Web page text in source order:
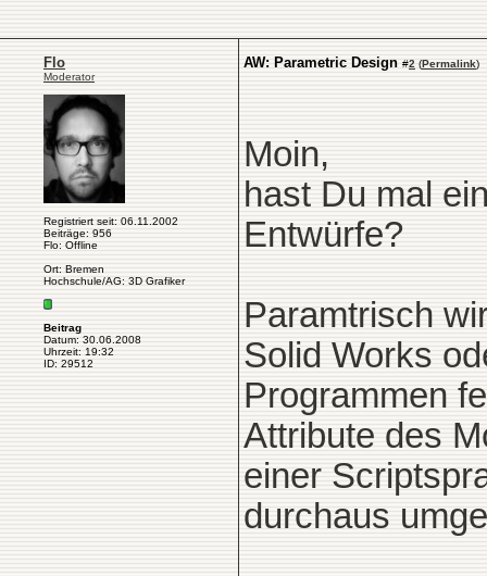
Flo
Moderator
Registriert seit: 06.11.2002
Beiträge: 956
Flo: Offline
Ort: Bremen
Hochschule/AG: 3D Grafiker
Beitrag
Datum: 30.06.2008
Uhrzeit: 19:32
ID: 29512
AW: Parametric Design #2 (Permalink)
Moin,
hast Du mal
Entwürfe?
Paramtrisch
Solid Works
Programmen
Attribute des
einer
durchaus